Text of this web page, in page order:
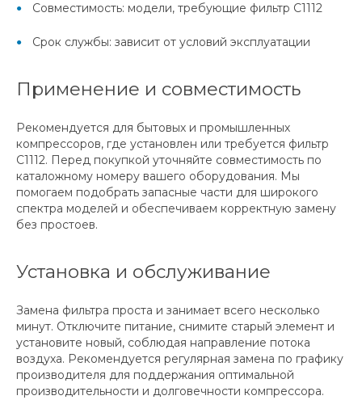
Совместимость: модели, требующие фильтр C1112
Срок службы: зависит от условий эксплуатации
Применение и совместимость
Рекомендуется для бытовых и промышленных
компрессоров, где установлен или требуется фильтр
C1112. Перед покупкой уточняйте совместимость по
каталожному номеру вашего оборудования. Мы
помогаем подобрать запасные части для широкого
спектра моделей и обеспечиваем корректную замену
без простоев.
Установка и обслуживание
Замена фильтра проста и занимает всего несколько
минут. Отключите питание, снимите старый элемент и
установите новый, соблюдая направление потока
воздуха. Рекомендуется регулярная замена по графику
производителя для поддержания оптимальной
производительности и долговечности компрессора.